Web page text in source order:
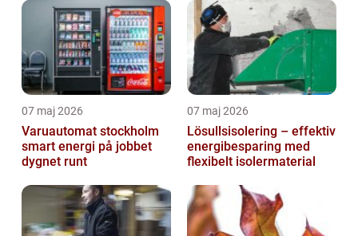
07 maj 2026
Varuautomat stockholm
smart energi på jobbet
dygnet runt
07 maj 2026
Lösullsisolering – effektiv
energibesparing med
flexibelt isolermaterial